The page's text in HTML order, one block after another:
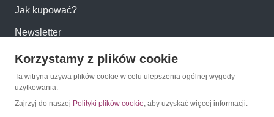
Jak kupować?
Newsletter
Konto
Moje konto
Korzystamy z plików cookie
Ta witryna używa plików cookie w celu ulepszenia ogólnej wygody
użytkowania.
Zajrzyj do naszej Polityki plików cookie, aby uzyskać więcej informacji.